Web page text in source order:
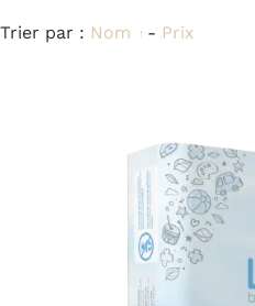
Trier par : Nom - Prix